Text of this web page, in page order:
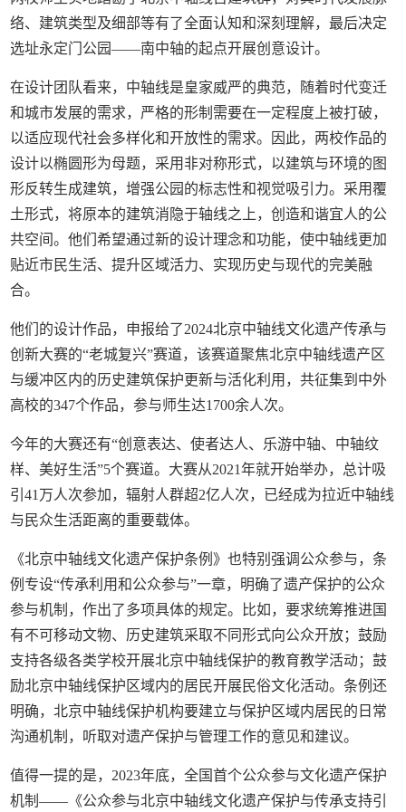
络、建筑类型及细部等有了全面认知和深刻理解，最后决定
选址永定门公园——南中轴的起点开展创意设计。
在设计团队看来，中轴线是皇家威严的典范，随着时代变迁
和城市发展的需求，严格的形制需要在一定程度上被打破，
以适应现代社会多样化和开放性的需求。因此，两校作品的
设计以椭圆形为母题，采用非对称形式，以建筑与环境的图
形反转生成建筑，增强公园的标志性和视觉吸引力。采用覆
土形式，将原本的建筑消隐于轴线之上，创造和谐宜人的公
共空间。他们希望通过新的设计理念和功能，使中轴线更加
贴近市民生活、提升区域活力、实现历史与现代的完美融
合。
他们的设计作品，申报给了2024北京中轴线文化遗产传承与
创新大赛的“老城复兴”赛道，该赛道聚焦北京中轴线遗产区
与缓冲区内的历史建筑保护更新与活化利用，共征集到中外
高校的347个作品，参与师生达1700余人次。
今年的大赛还有“创意表达、使者达人、乐游中轴、中轴纹
样、美好生活”5个赛道。大赛从2021年就开始举办，总计吸
引41万人次参加，辐射人群超2亿人次，已经成为拉近中轴线
与民众生活距离的重要载体。
《北京中轴线文化遗产保护条例》也特别强调公众参与，条
例专设“传承利用和公众参与”一章，明确了遗产保护的公众
参与机制，作出了多项具体的规定。比如，要求统筹推进国
有不可移动文物、历史建筑采取不同形式向公众开放；鼓励
支持各级各类学校开展北京中轴线保护的教育教学活动；鼓
励北京中轴线保护区域内的居民开展民俗文化活动。条例还
明确，北京中轴线保护机构要建立与保护区域内居民的日常
沟通机制，听取对遗产保护与管理工作的意见和建议。
值得一提的是，2023年底，全国首个公众参与文化遗产保护
机制——《公众参与北京中轴线文化遗产保护与传承支持引